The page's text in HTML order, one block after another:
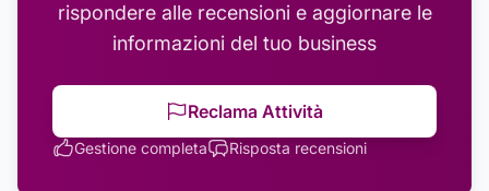
rispondere alle recensioni e aggiornare le
informazioni del tuo business
Reclama Attività
Gestione completa Risposta recensioni